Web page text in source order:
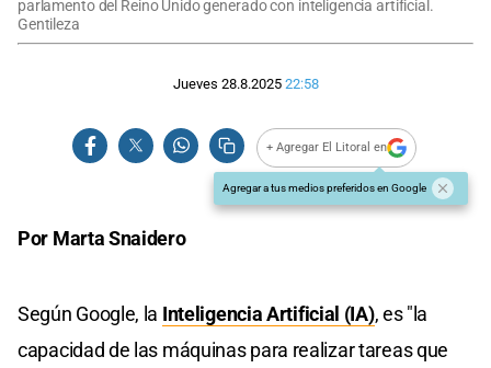
parlamento del Reino Unido generado con inteligencia artificial.
Gentileza
Jueves 28.8.2025 22:58
+ Agregar El Litoral en
Agregar a tus medios preferidos en Google
Por Marta Snaidero
Según Google, la Inteligencia Artificial (IA), es "la
capacidad de las máquinas para realizar tareas que